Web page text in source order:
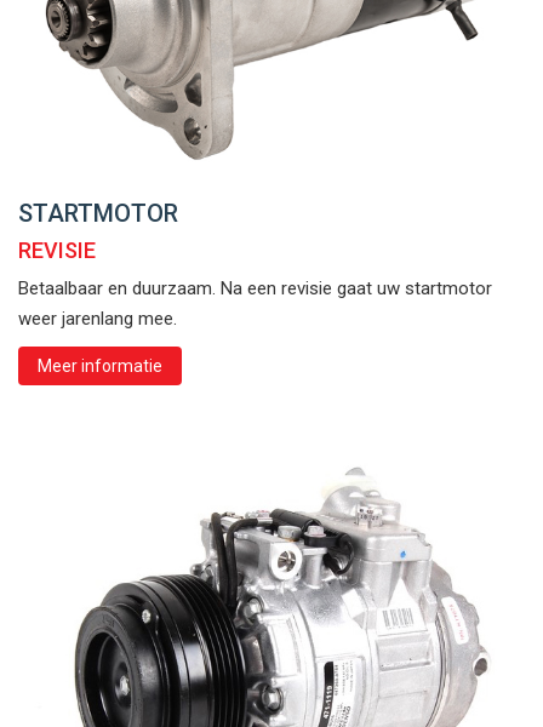
STARTMOTOR
REVISIE
Betaalbaar en duurzaam. Na een revisie gaat uw startmotor
weer jarenlang mee.
Meer informatie